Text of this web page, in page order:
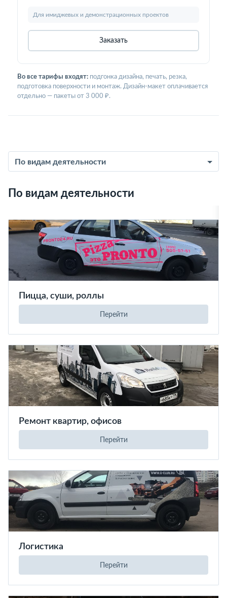
Для имиджевых и демонстрационных проектов
Заказать
Во все тарифы входят: подгонка дизайна, печать, резка,
подготовка поверхности и монтаж. Дизайн-макет оплачивается
отдельно — пакеты от 3 000 ₽.
По видам деятельности
По видам деятельности
Пицца, суши, роллы
Перейти
Ремонт квартир, офисов
Перейти
Логистика
Перейти